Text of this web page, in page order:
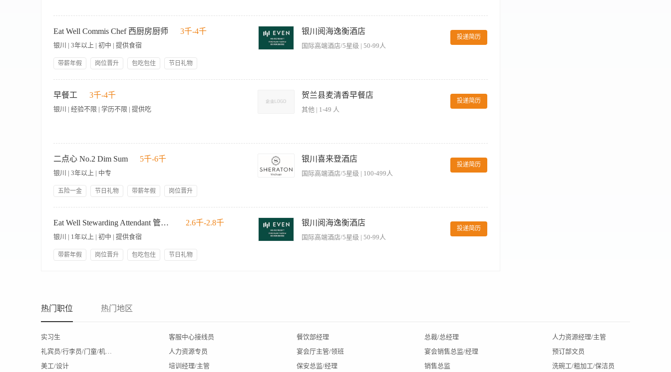
协助厨师进行菜品制作，确保食材搭配合理、分量准确； 4、维护配菜区域的卫生与整洁，严格执行食品安全与卫生标准； 5、定期检查食材库存，及时补充所需原
料，避免短缺或浪费； 6、配合厨房团队完成其他相关工作，确保厨房运营顺畅。 【岗位要求】 1、1年以上餐饮行业配菜或相关岗位工作经验，熟悉常见食材的处理
方法； 2、具备基本的刀工技能，能熟练完成切配工作； 3、了解食品安全与卫生规范，有较强的卫生意识； 4、工作细致认真，责任心强，能适应快节奏的厨房环
境； 5、具备团队合作精神，能高效配合厨师及其他岗位同事； 6、身体健康，无不良嗜好，能适应站立工作及早晚班安排。
Eat Well Commis Chef 西厨房厨师 3千-4千
银川 | 3年以上 | 初中 | 提供食宿
带薪年假 岗位晋升 包吃包住
节日礼物
银川阅海逸衡酒店
国际高端酒店/5星级 | 50-99人
投递简历
降低消耗成本； 3、负责对专用工具、砧板、容器等消毒工作，同时也要保持冰柜、烤箱等清洁卫生； 4、检查每日餐后的原料消耗，及时申购、补充； 5、配合食品
检验部抽查菜品及留样品种并进行化验，确保宾客食品的绝对安全； 岗位要求 1、烹饪专业中专以上学历，40岁以下； 2、有5星级酒店西餐厨房3年以上工作经验；
3、身体健康，能吃苦耐劳；
早餐工 3千-4千
银川 | 经验不限 | 学历不限 | 提供吃
贺兰县麦清香早餐店
其他 | 1-49 人
投递简历
工工作 4、配合完成每日开市前准备与收市后整理工作 5、遵守店铺操作流程与管理制度 【岗位要求】 1、能适应早班工作（凌晨4-5点上岗） 2、具备基础厨房操作
能力，有餐饮经验者优先 3、身体健康，持有效健康证明 4、工作细致认真，具备团队协作意识 5、能长期稳定工作者优先
二点心 No.2 Dim Sum 5千-6千
银川 | 3年以上 | 中专
五险一金 节日礼物 带薪年假
岗位晋升
银川喜来登酒店
国际高端酒店/5星级 | 100-499人
投递简历
3. Maintains food preparation handling and correct storage standards. 做好备菜及履行正确的贮藏标准 4. Maintains purchasing, receiving and food storage standards. 维持采购，
Eat Well Stewarding Attendant 管事员 2.6千-2.8千
银川 | 1年以上 | 初中 | 提供食宿
带薪年假 岗位晋升 包吃包住
节日礼物
银川阅海逸衡酒店
国际高端酒店/5星级 | 50-99人
投递简历
热门职位 热门地区
实习生 客服中心接线员 餐饮部经理 总裁/总经理
人力资源经理/主管
礼宾员/行李员/门童/机场代表
人力资源专员 宴会厅主管/领班 宴会销售总监/经理
预订部文员
美工/设计
培训经理/主管 保安总监/经理 销售总监
洗碗工/粗加工/保洁员